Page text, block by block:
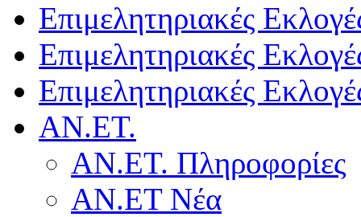
Επιμελητηριακές
Επιμελητηριακές
Επιμελητηριακές
ΑΝ.ΕΤ.
ΑΝ.ΕΤ. Πληροφορίες
ΑΝ.ΕΤ Νέα